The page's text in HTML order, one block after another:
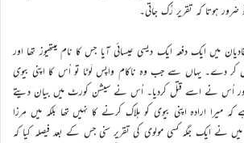
ضرور ہوتا کہ تقریر رُک جاتی۔
میں ایک دفعہ ایک دیسی عیسائی آیا جس کا نام میتھیوز تھا اور
کر دے۔ یہاں سے جب وہ ناکام واپس لَوٹا تو اُس کا اپنی بیوی
اور اُس نے اسے قتل کردیا۔ اُس نے سیشن کورٹ میں بیان دیتے
ارادہ اپنی بیوی کو ہلاک کرنے کا نہیں تھا بلکہ میں مرزا
میں نے ایک جگہ کسی مولوی کی تقریر سنی جس کے بعد فیصلہ کیا کہ